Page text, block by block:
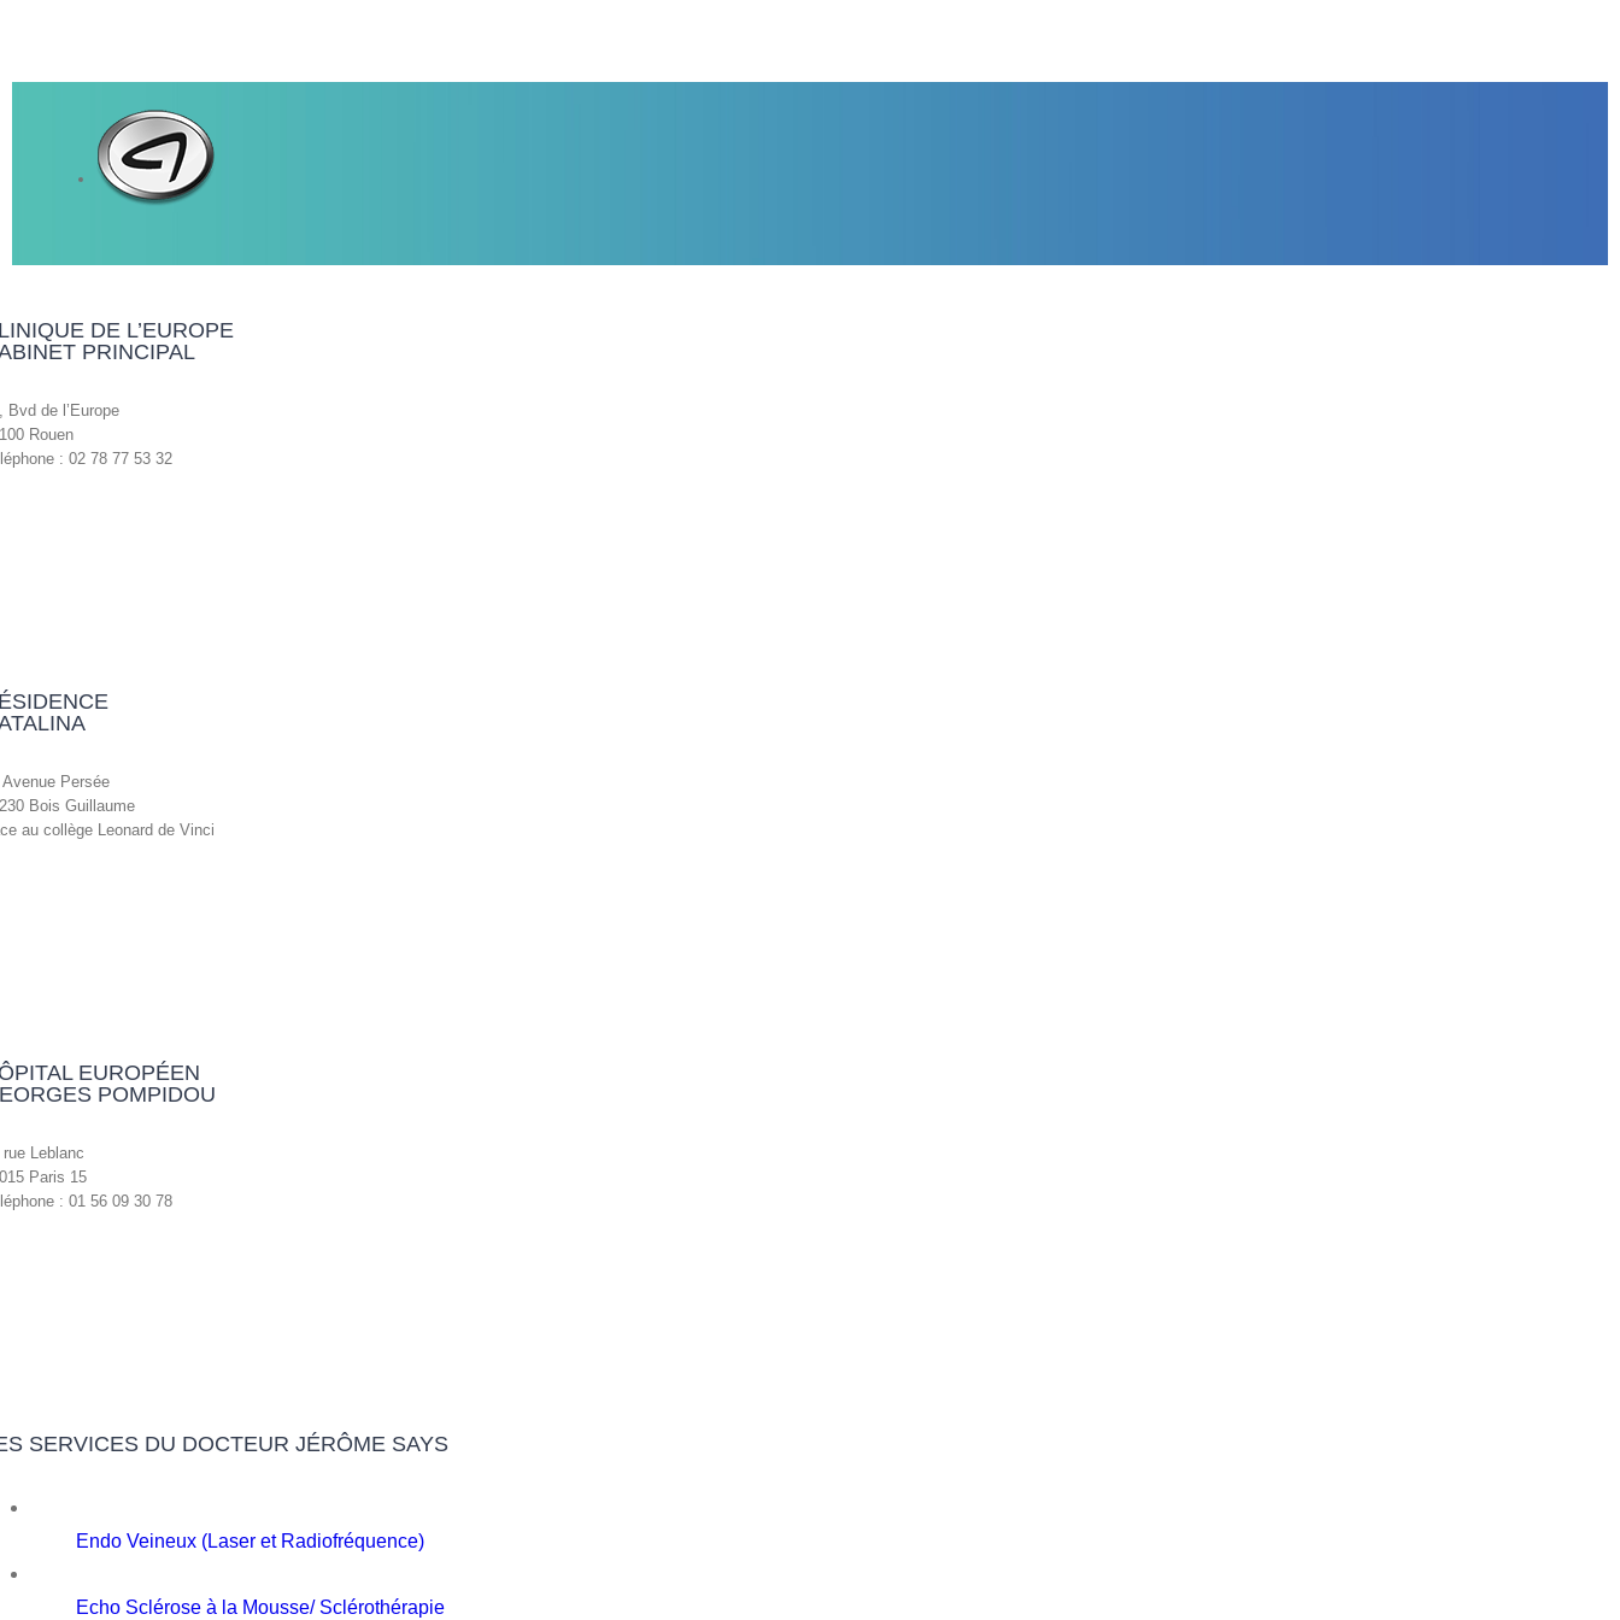
DE L’EUROPE
PRINCIPAL
Bvd de l’Europe
Rouen
: 02 78 77 53 32
Avenue Persée
Bois Guillaume
au collège Leonard de Vinci
EUROPÉEN
POMPIDOU
rue Leblanc
Paris 15
: 01 56 09 30 78
SERVICES DU DOCTEUR JÉRÔME SAYS
Endo Veineux (Laser et Radiofréquence)
Echo Sclérose à la Mousse/ Sclérothérapie